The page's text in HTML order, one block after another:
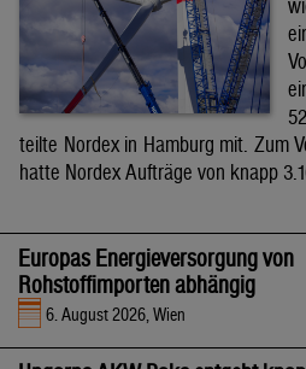
teilte Nordex in Hamburg mit. Zum
hatte Nordex Aufträge von knapp
Europas Energieversorgung von
Rohstoffimporten abhängig
6. August 2026, Wien